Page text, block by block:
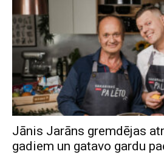
Jānis Jarāns gremdējas
gadiem un gatavo gardu